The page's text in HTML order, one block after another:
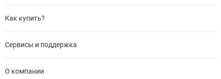
Как купить?
Сервисы и поддержка
О компании